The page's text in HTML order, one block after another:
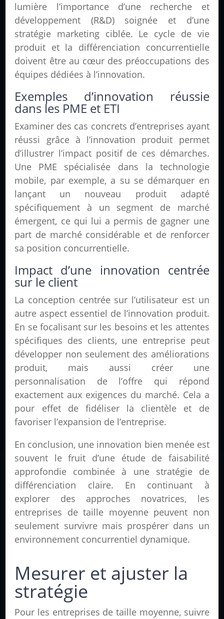
lumière l’importance d’une recherche et
développement (R&D) soignée et d’une
stratégie marketing ciblée. Le cycle de vie
produit et la différenciation concurrentielle
doivent être au cœur des préoccupations des
équipes dédiées à l’innovation.
Exemples d’innovation réussie
dans les PME et ETI
Examiner des cas concrets d’entreprises ayant
réussi grâce à l’innovation produit permet
d’illustrer l’impact positif de ces démarches.
Une PME spécialisée dans la technologie
mobile, par exemple, a su se démarquer en
lançant un nouveau produit adapté
spécifiquement à un segment de marché
émergent, ce qui lui a permis de gagner une
part de marché considérable et de renforcer
sa position concurrentielle.
Impact d’une innovation centrée
sur le client
La conception centrée sur l’utilisateur est un
autre aspect essentiel de l’innovation produit.
En se focalisant sur les besoins et les attentes
spécifiques des clients, une entreprise peut
développer non seulement des améliorations
produit, mais aussi créer une
personnalisation de l’offre qui répond
exactement aux exigences du marché. Cela a
pour effet de fidéliser la clientèle et de
favoriser l’expansion de l’entreprise.
En conclusion, une innovation bien menée est
souvent le fruit d’une étude de faisabilité
approfondie combinée à une stratégie de
différenciation claire. En continuant à
explorer des approches novatrices, les
entreprises de taille moyenne peuvent non
seulement survivre mais prospérer dans un
environnement concurrentiel dynamique.
Mesurer et ajuster la
stratégie
Pour les entreprises de taille moyenne, suivre